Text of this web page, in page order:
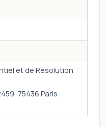
et de Résolution
75436 Paris